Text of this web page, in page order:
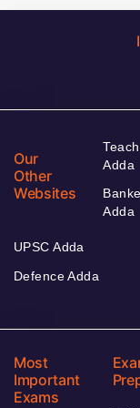
Our
Other
Websites
Adda
Adda
UPSC Adda
Defence Adda
Most
Important
Exams